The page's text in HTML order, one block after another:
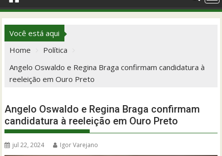
Você está aqui
Home
Política
Angelo Oswaldo e Regina Braga confirmam candidatura à
reeleição em Ouro Preto
Angelo Oswaldo e Regina Braga confirmam
candidatura à reeleição em Ouro Preto
jul 22, 2024 Igor Varejano